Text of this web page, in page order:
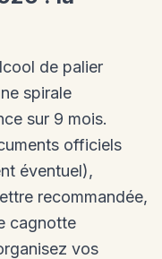
de palier
spirale
sur 9 mois.
officiels
éventuel),
recommandée,
cagnotte
vos